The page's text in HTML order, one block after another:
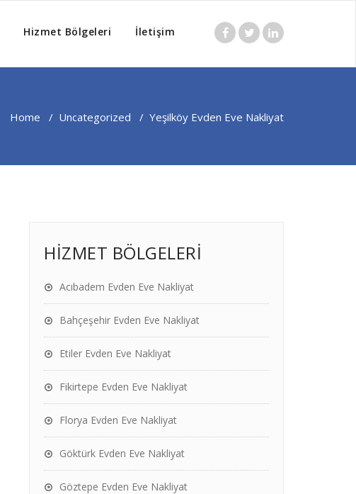
Hizmet Bölgeleri İletişim
Home / Uncategorized / Yeşilköy Evden Eve Nakliyat
HİZMET BÖLGELERİ
Acıbadem Evden Eve Nakliyat
Bahçeşehir Evden Eve Nakliyat
Etiler Evden Eve Nakliyat
Fikirtepe Evden Eve Nakliyat
Florya Evden Eve Nakliyat
Göktürk Evden Eve Nakliyat
Göztepe Evden Eve Nakliyat